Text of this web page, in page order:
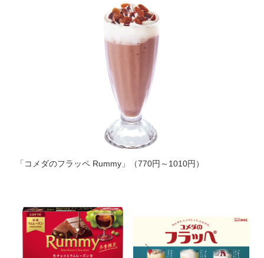
「コメダのフラッペ Rummy」（770円～1010円）